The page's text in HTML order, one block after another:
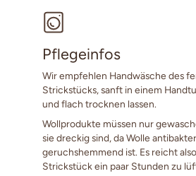
Pflegeinfos
Wir empfehlen Handwäsche des
Strickstücks, sanft in einem
und flach trocknen lassen.
Wollprodukte müssen nur
sie dreckig sind, da Wolle
geruchshemmend ist. Es reicht
Strickstück ein paar Stunden zu